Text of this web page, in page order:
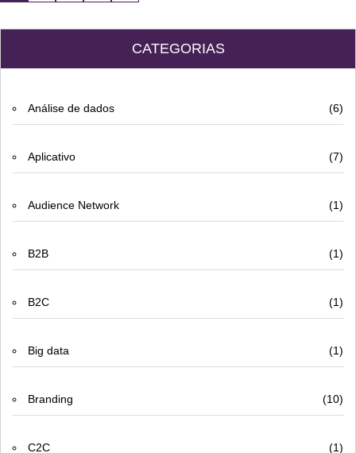
CATEGORIAS
Análise de dados (6)
Aplicativo (7)
Audience Network (1)
B2B (1)
B2C (1)
Big data (1)
Branding (10)
C2C (1)